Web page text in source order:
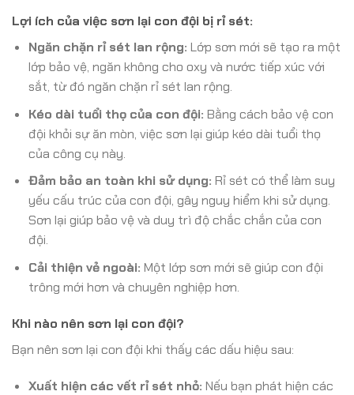
Lợi ích của việc sơn lại con đội bị rỉ sét:
Ngăn chặn rỉ sét lan rộng: Lớp sơn mới sẽ tạo ra một
lớp bảo vệ, ngăn không cho oxy và nước tiếp xúc với
sắt, từ đó ngăn chặn rỉ sét lan rộng.
Kéo dài tuổi thọ của con đội: Bằng cách bảo vệ con
đội khỏi sự ăn mòn, việc sơn lại giúp kéo dài tuổi thọ
của công cụ này.
Đảm bảo an toàn khi sử dụng: Rỉ sét có thể làm suy
yếu cấu trúc của con đội, gây nguy hiểm khi sử dụng.
Sơn lại giúp bảo vệ và duy trì độ chắc chắn của con
đội.
Cải thiện vẻ ngoài: Một lớp sơn mới sẽ giúp con đội
trông mới hơn và chuyên nghiệp hơn.
Khi nào nên sơn lại con đội?
Bạn nên sơn lại con đội khi thấy các dấu hiệu sau:
Xuất hiện các vết rỉ sét nhỏ: Nếu bạn phát hiện các